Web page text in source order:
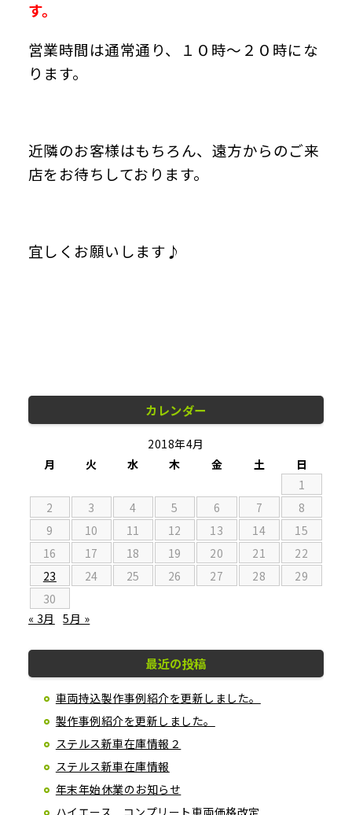
す。
営業時間は通常通り、１０時～２０時にな
ります。
近隣のお客様はもちろん、遠方からのご来
店をお待ちしております。
宜しくお願いします♪
カレンダー
2018年4月
月
火 水 木 金 土
日
1
2
3 4 5 6 7
8
9
10 11 12 13 14
15
16
17 18 19 20 21
22
23
24 25 26 27 28
29
30
« 3月
5月 »
最近の投稿
車両持込製作事例紹介を更新しました。
製作事例紹介を更新しました。
ステルス新車在庫情報２
ステルス新車在庫情報
年末年始休業のお知らせ
ハイエース コンプリート車両価格改定